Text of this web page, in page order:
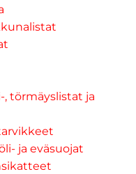
, törmäyslistat ja
ja eväsuojat